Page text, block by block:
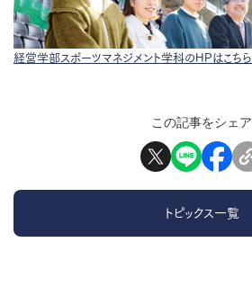
経営学部スポーツマネジメント学科のHPはこちら
この記事をシェア
トピックス一覧